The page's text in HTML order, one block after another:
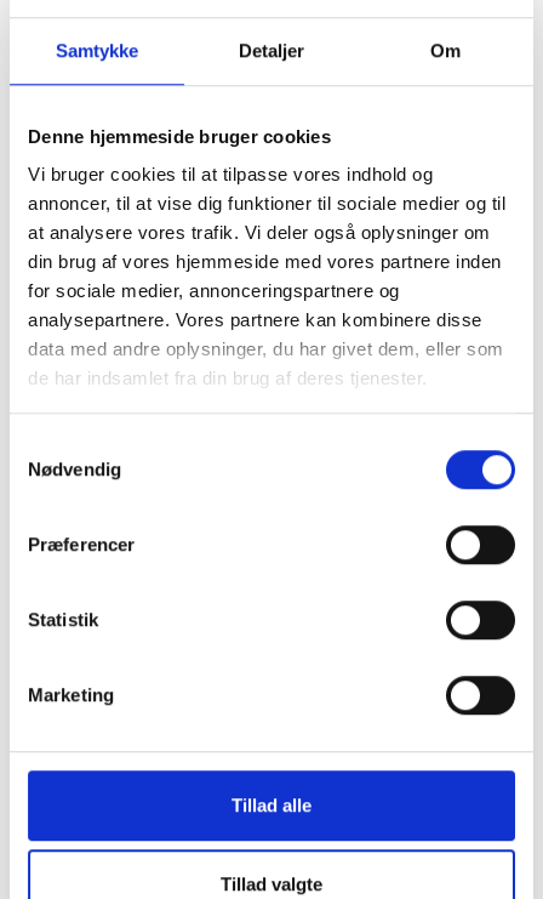
Samtykke Detaljer Om
Denne hjemmeside bruger cookies
Vi bruger cookies til at tilpasse vores indhold og
annoncer, til at vise dig funktioner til sociale medier og til
at analysere vores trafik. Vi deler også oplysninger om
din brug af vores hjemmeside med vores partnere inden
for sociale medier, annonceringspartnere og
analysepartnere. Vores partnere kan kombinere disse
data med andre oplysninger, du har givet dem, eller som
de har indsamlet fra din brug af deres tjenester.
Nødvendig
Præferencer
Statistik
Marketing
Tillad alle
Tillad valgte
Camilla Linnea
Frisør